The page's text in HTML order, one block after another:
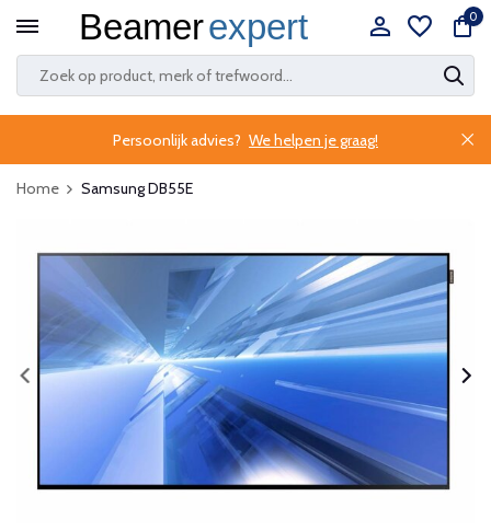
0
Persoonlijk advies? We helpen je graag!
Home Samsung DB55E